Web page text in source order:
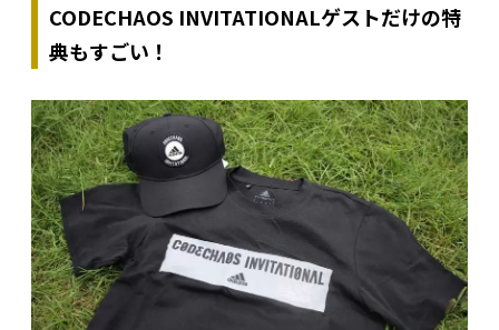
CODECHAOS INVITATIONALゲストだけの特
典もすごい！